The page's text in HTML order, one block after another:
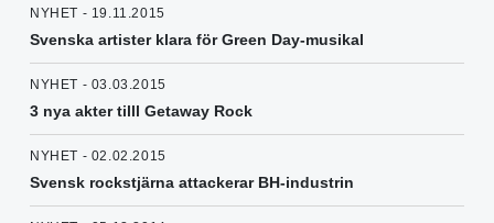
NYHET - 19.11.2015
Svenska artister klara för Green Day-musikal
NYHET - 03.03.2015
3 nya akter tilll Getaway Rock
NYHET - 02.02.2015
Svensk rockstjärna attackerar BH-industrin